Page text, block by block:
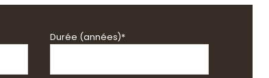
Durée (années)*